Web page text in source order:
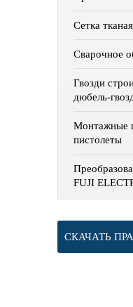
Сетка тканая
Сварочное
Гвозди
дюбель-
Монтажные
пистолеты
FUJI
СКАЧАТЬ